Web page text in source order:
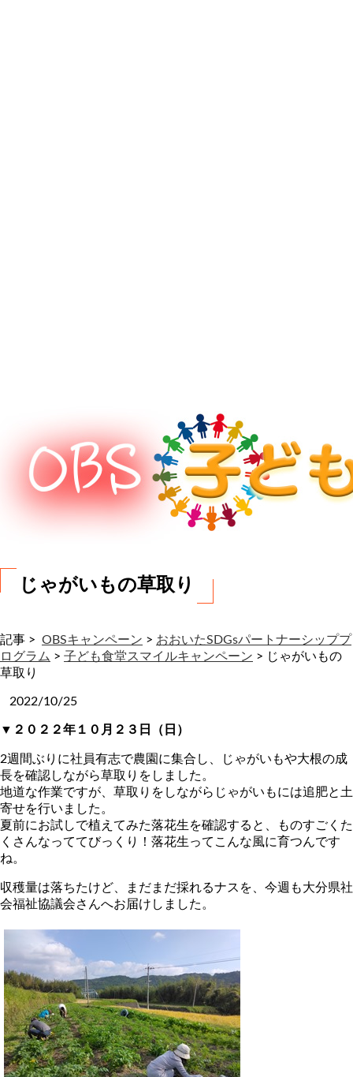
じゃがいもの草取り
記事 > OBSキャンペーン > おおいたSDGsパートナーシッププ
ログラム > 子ども食堂スマイルキャンペーン > じゃがいもの
草取り
2022/10/25
▼２０２２年１０月２３日（日）
2週間ぶりに社員有志で農園に集合し、じゃがいもや大根の成
長を確認しながら草取りをしました。
地道な作業ですが、草取りをしながらじゃがいもには追肥と土
寄せを行いました。
夏前にお試しで植えてみた落花生を確認すると、ものすごくた
くさんなっててびっくり！落花生ってこんな風に育つんです
ね。
収穫量は落ちたけど、まだまだ採れるナスを、今週も大分県社
会福祉協議会さんへお届けしました。